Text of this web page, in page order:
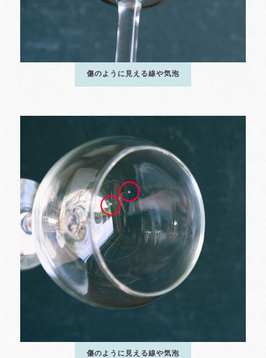
傷のように見える線や気泡
傷のように見える線や気泡